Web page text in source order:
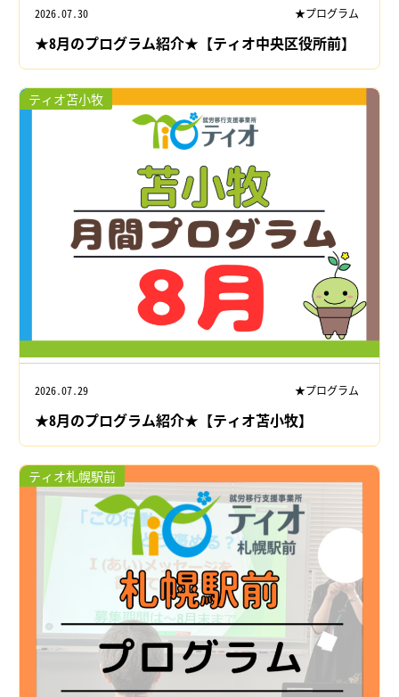
2026.07.30 ★プログラム
★8月のプログラム紹介★【ティオ中央区役所前】
ティオ苫小牧
2026.07.29 ★プログラム
★8月のプログラム紹介★【ティオ苫小牧】
ティオ札幌駅前